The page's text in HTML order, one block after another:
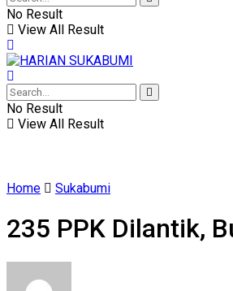
No Result
View All Result
No Result
View All Result
Home Sukabumi
235 PPK Dilantik,